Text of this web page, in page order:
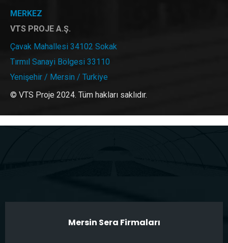
MERKEZ
VTS PROJE A.Ş.
Çavak Mahallesi 34102 Sokak
Tırmıl Sanayi Bölgesi 33110
Yenişehir / Mersin / Turkiye
© VTS Proje 2024. Tüm hakları saklıdır.
Mersin Sera Firmaları